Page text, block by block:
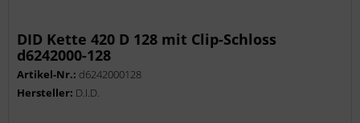
DID Kette 420 D 128 mit Clip-Schloss
d6242000-128
Artikel-Nr.: d6242000128
Hersteller: D.I.D.